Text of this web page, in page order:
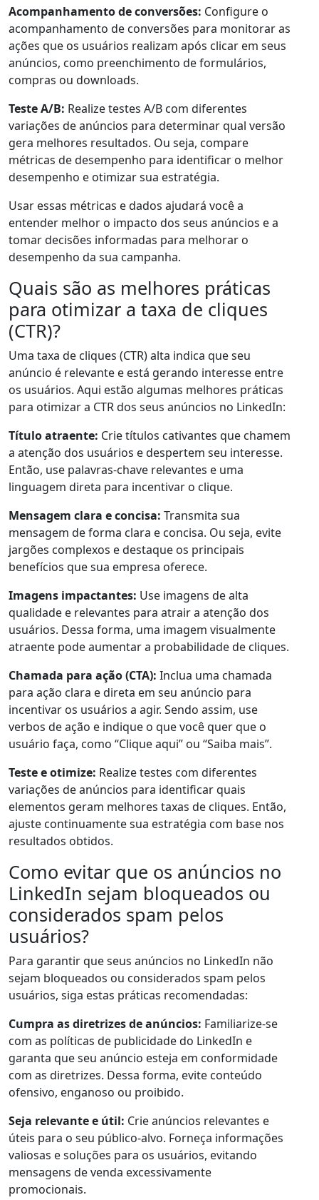
Acompanhamento de conversões: Configure o
acompanhamento de conversões para monitorar as
ações que os usuários realizam após clicar em seus
anúncios, como preenchimento de formulários,
compras ou downloads.
Teste A/B: Realize testes A/B com diferentes
variações de anúncios para determinar qual versão
gera melhores resultados. Ou seja, compare
métricas de desempenho para identificar o melhor
desempenho e otimizar sua estratégia.
Usar essas métricas e dados ajudará você a
entender melhor o impacto dos seus anúncios e a
tomar decisões informadas para melhorar o
desempenho da sua campanha.
Quais são as melhores práticas
para otimizar a taxa de cliques
(CTR)?
Uma taxa de cliques (CTR) alta indica que seu
anúncio é relevante e está gerando interesse entre
os usuários. Aqui estão algumas melhores práticas
para otimizar a CTR dos seus anúncios no LinkedIn:
Título atraente: Crie títulos cativantes que chamem
a atenção dos usuários e despertem seu interesse.
Então, use palavras-chave relevantes e uma
linguagem direta para incentivar o clique.
Mensagem clara e concisa: Transmita sua
mensagem de forma clara e concisa. Ou seja, evite
jargões complexos e destaque os principais
benefícios que sua empresa oferece.
Imagens impactantes: Use imagens de alta
qualidade e relevantes para atrair a atenção dos
usuários. Dessa forma, uma imagem visualmente
atraente pode aumentar a probabilidade de cliques.
Chamada para ação (CTA): Inclua uma chamada
para ação clara e direta em seu anúncio para
incentivar os usuários a agir. Sendo assim, use
verbos de ação e indique o que você quer que o
usuário faça, como “Clique aqui” ou “Saiba mais”.
Teste e otimize: Realize testes com diferentes
variações de anúncios para identificar quais
elementos geram melhores taxas de cliques. Então,
ajuste continuamente sua estratégia com base nos
resultados obtidos.
Como evitar que os anúncios no
LinkedIn sejam bloqueados ou
considerados spam pelos
usuários?
Para garantir que seus anúncios no LinkedIn não
sejam bloqueados ou considerados spam pelos
usuários, siga estas práticas recomendadas:
Cumpra as diretrizes de anúncios: Familiarize-se
com as políticas de publicidade do LinkedIn e
garanta que seu anúncio esteja em conformidade
com as diretrizes. Dessa forma, evite conteúdo
ofensivo, enganoso ou proibido.
Seja relevante e útil: Crie anúncios relevantes e
úteis para o seu público-alvo. Forneça informações
valiosas e soluções para os usuários, evitando
mensagens de venda excessivamente
promocionais.